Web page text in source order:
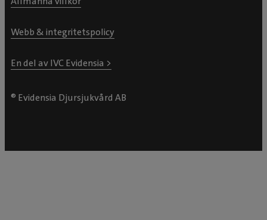
Webb & integritetspolicy
En del av IVC Evidensia >
® Evidensia Djursjukvård AB